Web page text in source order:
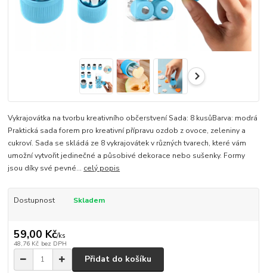
Vykrajovátka na tvorbu kreativního občerstvení Sada: 8 kusůBarva: modrá
Praktická sada forem pro kreativní přípravu ozdob z ovoce, zeleniny a
cukroví. Sada se skládá ze 8 vykrajovátek v různých tvarech, které vám
umožní vytvořit jedinečné a působivé dekorace nebo sušenky. Formy
jsou díky své pevné... celý popis
Dostupnost Skladem
59,00 Kč/ks
48,76 Kč bez DPH
Přidat do košíku